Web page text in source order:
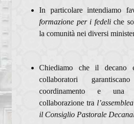
In particolare intendiamo
formazione per i fedeliche
la comunità nei diversi
Chiediamo che il
collaboratori
coordinamento e una
collaborazione tra
il Consiglio Pastorale